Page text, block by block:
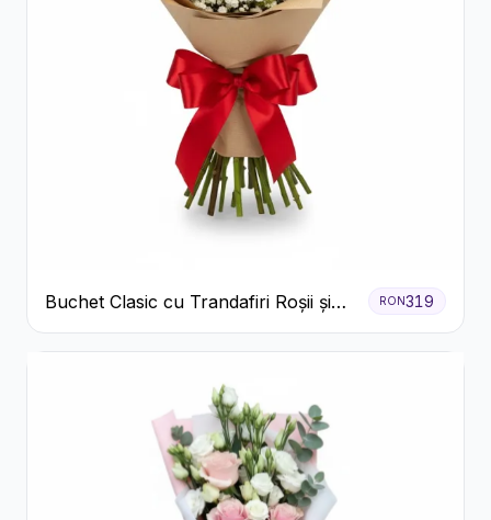
Buchet Clasic cu Trandafiri Roșii și
Gypsophila
RON319